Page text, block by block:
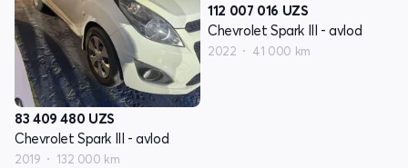
83 409 480 UZS
Chevrolet Spark III - avlod
2019 132 000 km
112 007 016 UZS
Chevrolet Spark III - avlod
2022 41 000 km